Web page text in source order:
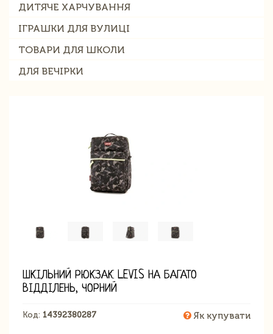
ДИТЯЧЕ ХАРЧУВАННЯ
ІГРАШКИ ДЛЯ ВУЛИЦІ
ТОВАРИ ДЛЯ ШКОЛИ
ДЛЯ ВЕЧІРКИ
ШКІЛЬНИЙ РЮКЗАК LEVIS НА БАГАТО
ВІДДІЛЕНЬ, ЧОРНИЙ
Код: 14392380287 Як купувати